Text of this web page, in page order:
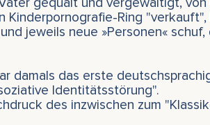
gequält und vergewaltigt, von
Kinderpornografie-Ring
jeweils neue »Personen«
damals das erste
Identitätsstörung".
des inzwischen zum